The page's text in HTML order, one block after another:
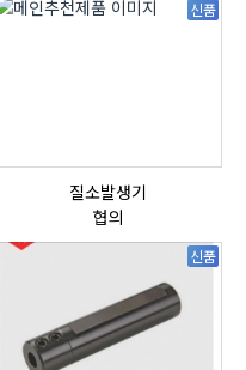
신품
질소발생기
협의
신품